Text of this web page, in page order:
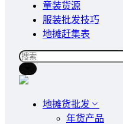
童装货源
服装批发技巧
地摊赶集表
地摊货批发
年货产品